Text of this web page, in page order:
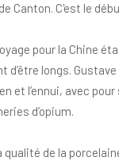
Canton. C'est le
pour la Chine
d’être longs.
et l’ennui, avec
d’opium.
de la